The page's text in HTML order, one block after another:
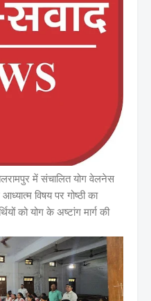
में संचालित योग वेलनेस
विषय पर गोष्ठी का
को योग के अष्टांग मार्ग की